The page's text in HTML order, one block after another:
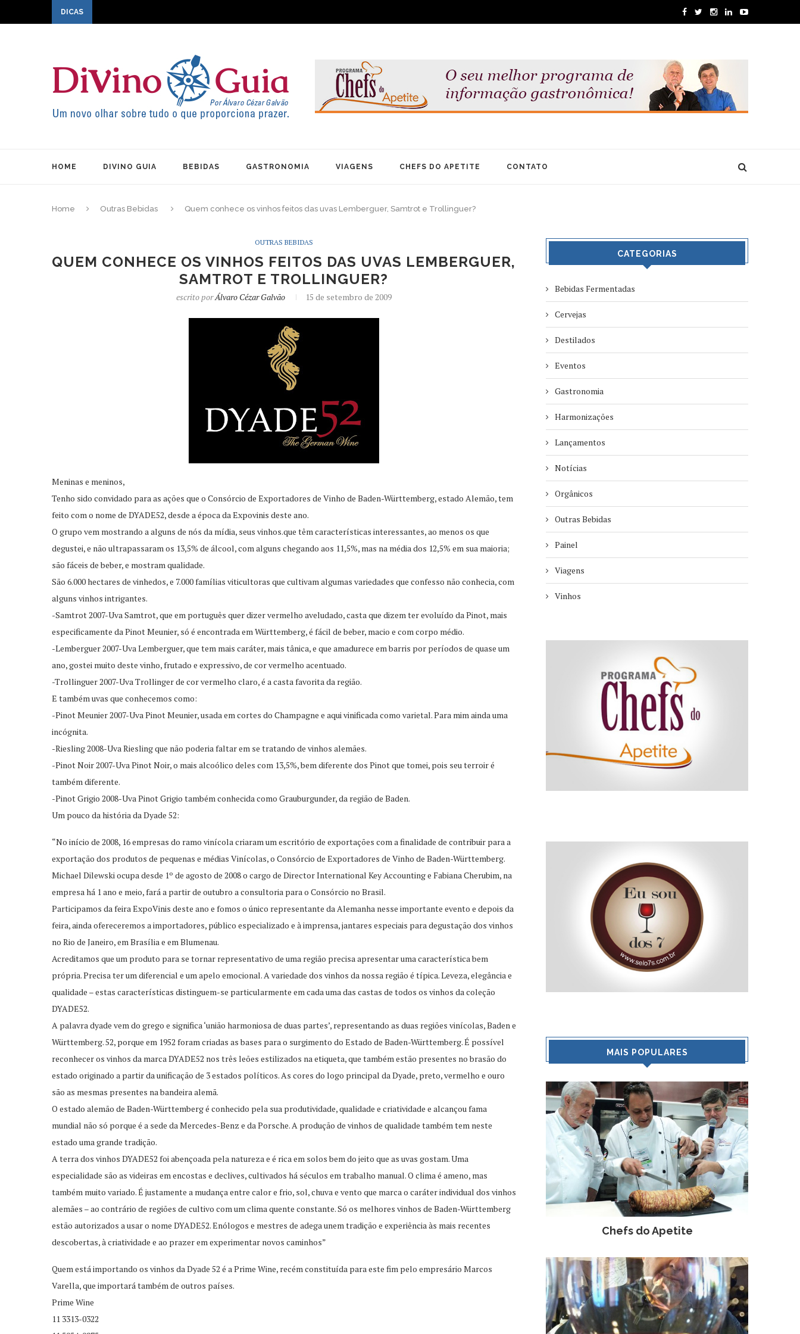
DICAS
HOME DIVINO GUIA BEBIDAS GASTRONOMIA VIAGENS CHEFS DO APETITE CONTATO
Home Outras Bebidas Quem conhece os vinhos feitos das uvas Lemberguer, Samtrot e Trollinguer?
OUTRAS BEBIDAS
QUEM CONHECE OS VINHOS FEITOS DAS UVAS LEMBERGUER,
SAMTROT E TROLLINGUER?
escrito porÁlvaro Cézar Galvão 15 de setembro de 2009
Meninas e meninos,
Tenho sido convidado para as ações que o Consórcio de Exportadores de Vinho de Baden-Württemberg, estado Alemão, tem
feito com o nome de DYADE52, desde a época da Expovinis deste ano.
O grupo vem mostrando a alguns de nós da mídia, seus vinhos.que têm características interessantes, ao menos os que
degustei, e não ultrapassaram os 13,5% de álcool, com alguns chegando aos 11,5%, mas na média dos 12,5% em sua maioria;
são fáceis de beber, e mostram qualidade.
São 6.000 hectares de vinhedos, e 7.000 famílias viticultoras que cultivam algumas variedades que confesso não conhecia, com
alguns vinhos intrigantes.
-Samtrot 2007-Uva Samtrot, que em português quer dizer vermelho aveludado, casta que dizem ter evoluído da Pinot, mais
especificamente da Pinot Meunier, só é encontrada em Württemberg, é fácil de beber, macio e com corpo médio.
-Lemberguer 2007-Uva Lemberguer, que tem mais caráter, mais tânica, e que amadurece em barris por períodos de quase um
ano, gostei muito deste vinho, frutado e expressivo, de cor vermelho acentuado.
-Trollinguer 2007-Uva Trollinger de cor vermelho claro, é a casta favorita da região.
E também uvas que conhecemos como:
-Pinot Meunier 2007-Uva Pinot Meunier, usada em cortes do Champagne e aqui vinificada como varietal. Para mim ainda uma
incógnita.
-Riesling 2008-Uva Riesling que não poderia faltar em se tratando de vinhos alemães.
-Pinot Noir 2007-Uva Pinot Noir, o mais alcoólico deles com 13,5%, bem diferente dos Pinot que tomei, pois seu terroir é
também diferente.
-Pinot Grigio 2008-Uva Pinot Grigio também conhecida como Grauburgunder, da região de Baden.
Um pouco da história da Dyade 52:
“No início de 2008, 16 empresas do ramo vinícola criaram um escritório de exportações com a finalidade de contribuir para a
exportação dos produtos de pequenas e médias Vinícolas, o Consórcio de Exportadores de Vinho de Baden-Württemberg.
Michael Dilewski ocupa desde 1º de agosto de 2008 o cargo de Director International Key Accounting e Fabiana Cherubim, na
empresa há 1 ano e meio, fará a partir de outubro a consultoria para o Consórcio no Brasil.
Participamos da feira ExpoVinis deste ano e fomos o único representante da Alemanha nesse importante evento e depois da
feira, ainda ofereceremos a importadores, público especializado e à imprensa, jantares especiais para degustação dos vinhos
no Rio de Janeiro, em Brasília e em Blumenau.
Acreditamos que um produto para se tornar representativo de uma região precisa apresentar uma característica bem
própria. Precisa ter um diferencial e um apelo emocional. A variedade dos vinhos da nossa região é típica. Leveza, elegância e
qualidade – estas características distinguem-se particularmente em cada uma das castas de todos os vinhos da coleção
DYADE52.
A palavra dyade vem do grego e significa ‘união harmoniosa de duas partes’, representando as duas regiões vinícolas, Baden e
Württemberg. 52, porque em 1952 foram criadas as bases para o surgimento do Estado de Baden-Württemberg. É possível
reconhecer os vinhos da marca DYADE52 nos três leões estilizados na etiqueta, que também estão presentes no brasão do
estado originado a partir da unificação de 3 estados políticos. As cores do logo principal da Dyade, preto, vermelho e ouro
são as mesmas presentes na bandeira alemã.
O estado alemão de Baden-Württemberg é conhecido pela sua produtividade, qualidade e criatividade e alcançou fama
mundial não só porque é a sede da Mercedes-Benz e da Porsche. A produção de vinhos de qualidade também tem neste
estado uma grande tradição.
A terra dos vinhos DYADE52 foi abençoada pela natureza e é rica em solos bem do jeito que as uvas gostam. Uma
especialidade são as videiras em encostas e declives, cultivados há séculos em trabalho manual. O clima é ameno, mas
também muito variado. É justamente a mudança entre calor e frio, sol, chuva e vento que marca o caráter individual dos vinhos
alemães – ao contrário de regiões de cultivo com um clima quente constante. Só os melhores vinhos de Baden-Württemberg
estão autorizados a usar o nome DYADE52. Enólogos e mestres de adega unem tradição e experiência às mais recentes
descobertas, à criatividade e ao prazer em experimentar novos caminhos”
Quem está importando os vinhos da Dyade 52 é a Prime Wine, recém constituída para este fim pelo empresário Marcos
Varella, que importará também de outros países.
Prime Wine
11 3313-0322
CATEGORIAS
Bebidas Fermentadas
Cervejas
Destilados
Eventos
Gastronomia
Harmonizações
Lançamentos
Notícias
Orgânicos
Outras Bebidas
Painel
Viagens
Vinhos
MAIS POPULARES
Chefs do Apetite